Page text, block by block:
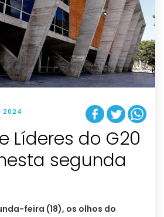
2024
Líderes do G20
segunda
feira (18), os olhos do